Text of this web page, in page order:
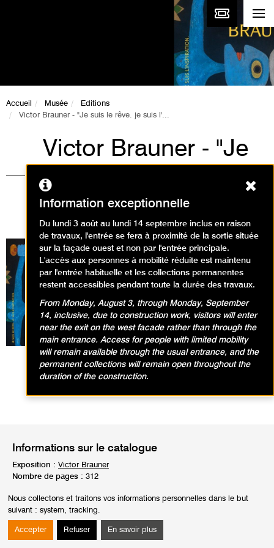
Nous collectons et traitons vos informations personnelles dans le but
suivant : system, tracking.
Accepter Refuser En savoir plus
Accueil Musée
Editions
Victor Brauner - "Je suis le rêve. je suis l'...
Victor Brauner - "Je
suis le rêve. je suis
l'inspiration."
Le Musée d’Art Moderne de Paris consacre à
Victor Brauner (1903-1966), figure singulière du
surréalisme, une importante monographie
regroupant plus d’une centaine d’oeuvres,
peintures et dessins, dont certaines montrées
en France pour la première fois depuis la
dernière rétrospective à Paris au musée
national d’art moderne en 1972.
Le catalogue présente de nouvelles analyses
sur l'artiste avec des contributions d'écrivains et
d'historiens d'art tels George Sebbag, Fabrice
Flahutez, Radu Stern, Sophie Krebs, Camille
Informations sur le catalogue
Exposition : Victor Brauner
Nombre de pages : 312
Prix :44,90€ €
Disponibilité :Indisponible
Information exceptionnelle
Du lundi 3 août au lundi 14 septembre inclus en raison
de travaux, l'entrée se fera à proximité de la sortie située
sur la façade ouest et non par l'entrée principale.
L'accès aux personnes à mobilité réduite est maintenu
par l'entrée habituelle et les collections permanentes
restent accessibles pendant toute la durée des travaux.
From Monday, August 3, through Monday, September
14, inclusive, due to construction work, visitors will enter
near the exit on the west facade rather than through the
main entrance. Access for people with limited mobility
will remain available through the usual entrance, and the
permanent collections will remain open throughout the
duration of the construction.